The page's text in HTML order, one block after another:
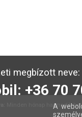
megbízott
+36 70
Minden hónap harmadik
A